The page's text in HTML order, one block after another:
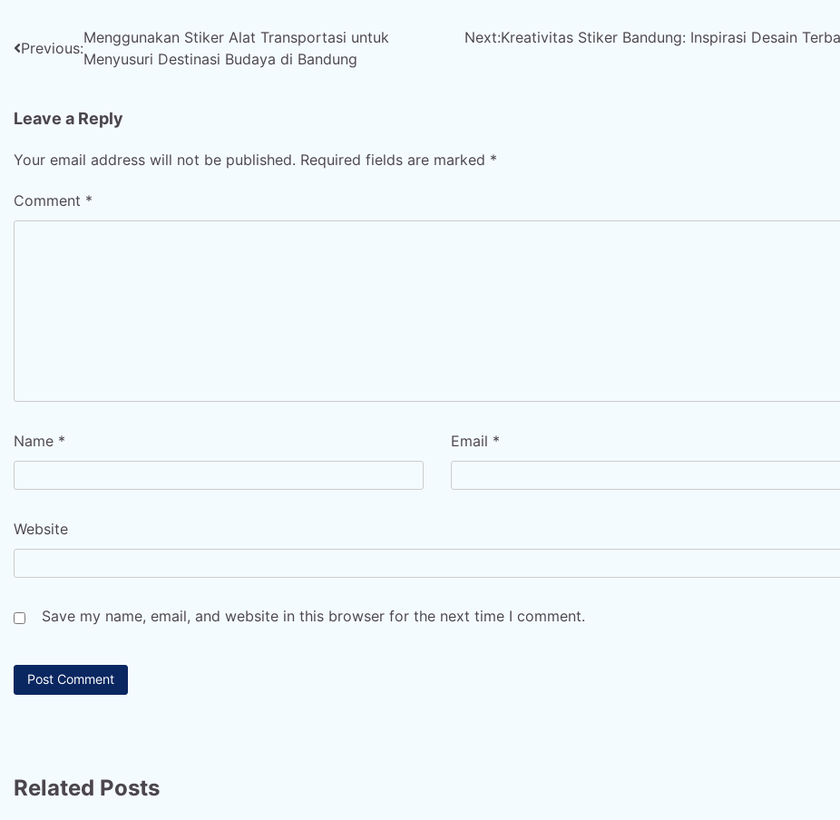
Post
navigation
Previous:
Menggunakan Stiker Alat Transportasi untuk
Menyusuri Destinasi Budaya di Bandung
Next:Kreativitas Stiker Bandung: Inspirasi Desain
Leave a Reply
Your email address will not be published. Required fields are marked *
Comment *
Name * Email *
Website
Save my name, email, and website in this browser for the next time I comment.
Related Posts